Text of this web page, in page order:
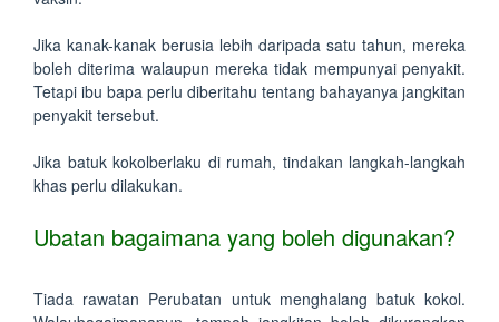
Jika kanak-kanak berusia lebih daripada satu tahun, mereka
boleh diterima walaupun mereka tidak mempunyai penyakit.
Tetapi ibu bapa perlu diberitahu tentang bahayanya jangkitan
penyakit tersebut.
Jika batuk kokolberlaku di rumah, tindakan langkah-langkah
khas perlu dilakukan.
Ubatan bagaimana yang boleh digunakan?
Tiada rawatan Perubatan untuk menghalang batuk kokol.